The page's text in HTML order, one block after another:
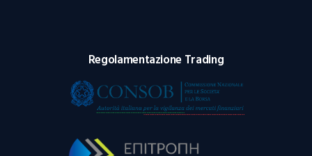
Regolamentazione Trading